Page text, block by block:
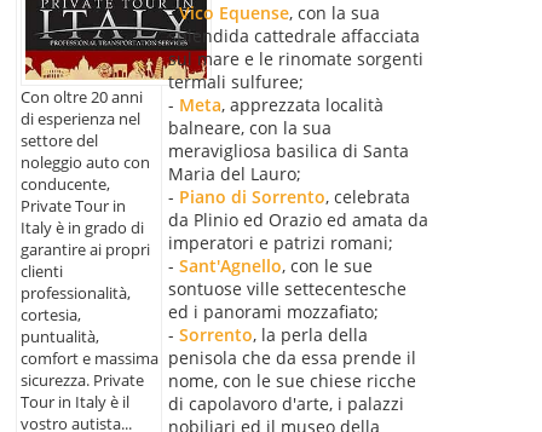
Con oltre 20 anni
di esperienza nel
settore del
noleggio auto con
conducente,
Private Tour in
Italy è in grado di
garantire ai propri
clienti
professionalità,
cortesia,
puntualità,
comfort e massima
sicurezza. Private
Tour in Italy è il
vostro autista...
-Vico Equense, con la sua
splendida cattedrale affacciata
sul mare e le rinomate sorgenti
termali sulfuree;
- Meta, apprezzata località
balneare, con la sua
meravigliosa basilica di Santa
Maria del Lauro;
- Piano di Sorrento, celebrata
da Plinio ed Orazio ed amata da
imperatori e patrizi romani;
- Sant'Agnello, con le sue
sontuose ville settecentesche
ed i panorami mozzafiato;
- Sorrento, la perla della
penisola che da essa prende il
nome, con le sue chiese ricche
di capolavoro d'arte, i palazzi
nobiliari ed il museo della